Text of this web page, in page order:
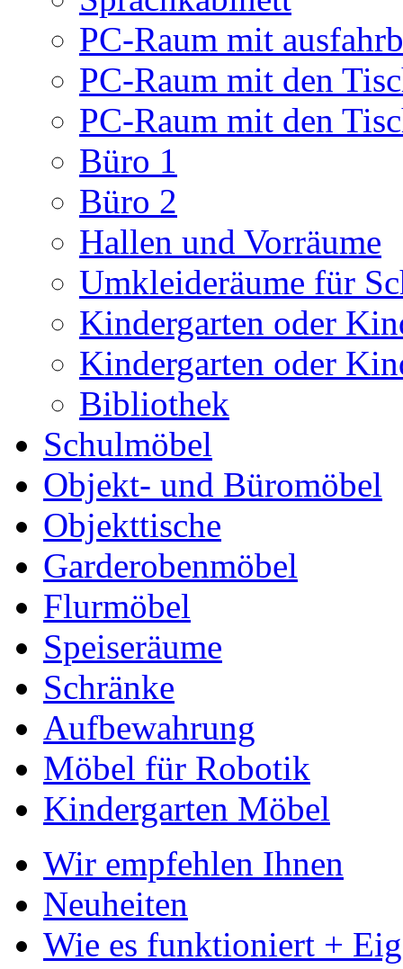
PC-Raum mit
PC-Raum mit den
PC-Raum mit den
Büro 1
Büro 2
Hallen und Vorräume
Umkleideräume für
Kindergarten oder
Kindergarten oder
Bibliothek
Schulmöbel
Objekt- und Büromöbel
Objekttische
Garderobenmöbel
Flurmöbel
Speiseräume
Schränke
Aufbewahrung
Möbel für Robotik
Kindergarten Möbel
Wir empfehlen Ihnen
Neuheiten
Wie es funktioniert +